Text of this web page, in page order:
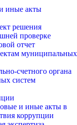
иные акты
решения
проверке
отчет
муниципальных
счетного органа
систем
и иные акты в
коррупции